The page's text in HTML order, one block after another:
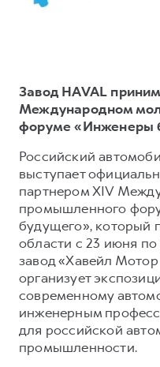
F7
от 2 899 000 ₽
POER
от 3 449 000 ₽
КРЕДИТ И
Кредитный
Страхование
Кредит
Для малого бизнеса
Корпоративным
Крупным
Система управления
Сервис для
Регламенты
Электронный ПТС
ПОДДЕРЖКА
GWM Безопасность
Гарантия HAVAL
Мобильное
Программа «HAVAL
Руководства по
Подписки
Завод HAVAL
Международном
форуме «Инженеры
Российский
выступает
партнером XIV
промышленного
будущего», который
области с 23 июня
завод «Хавейл
организует
современному
инженерным
для российской
промышленности.